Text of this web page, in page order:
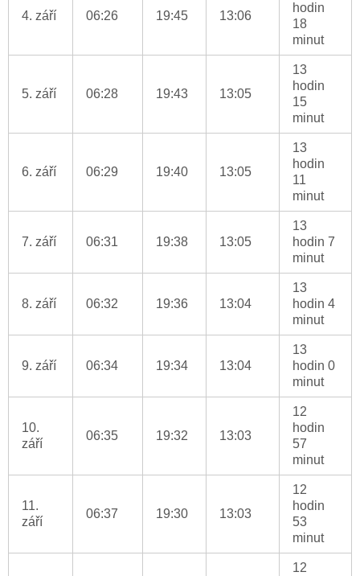
4. září 06:26 19:45 13:06
hodin
18
minut
5. září 06:28 19:43 13:05
13
hodin
15
minut
6. září 06:29 19:40 13:05
13
hodin
11
minut
7. září 06:31 19:38 13:05
13
hodin 7
minut
8. září 06:32 19:36 13:04
13
hodin 4
minut
9. září 06:34 19:34 13:04
13
hodin 0
minut
10.
září
06:35 19:32 13:03
12
hodin
57
minut
11.
září
06:37 19:30 13:03
12
hodin
53
minut
12